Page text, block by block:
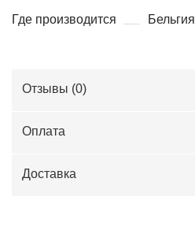
Где производится Бельгия
Отзывы (0)
Оплата
Доставка